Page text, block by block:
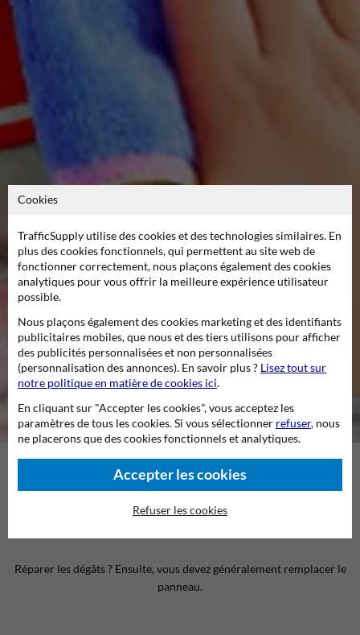
Les autocollants et les graffitis sur les
panneaux de signalisation sont un
problème courant et coûteux.
Réparer les dégâts ? Ensuite, vous devez généralement remplacer le
panneau.
Cookies
TrafficSupply utilise des cookies et des technologies similaires. En
plus des cookies fonctionnels, qui permettent au site web de
fonctionner correctement, nous plaçons également des cookies
analytiques pour vous offrir la meilleure expérience utilisateur
possible.
Nous plaçons également des cookies marketing et des identifiants
publicitaires mobiles, que nous et des tiers utilisons pour afficher
des publicités personnalisées et non personnalisées
(personnalisation des annonces). En savoir plus ? Lisez tout sur
notre politique en matière de cookies ici.
En cliquant sur "Accepter les cookies", vous acceptez les
paramètres de tous les cookies. Si vous sélectionner refuser, nous
ne placerons que des cookies fonctionnels et analytiques.
Accepter les cookies
Refuser les cookies